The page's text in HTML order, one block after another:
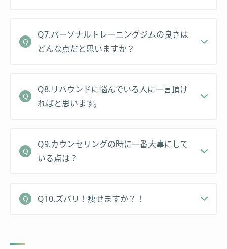
Q7.パーソナルトレーニングジムの良さは
どんな点だと思いますか？
Q8.リバウンドに悩んでいる人に一言頂け
ればと思います。
Q9.カウンセリングの時に一番大事にして
いる点は？
Q10.ズバリ！痩せますか？！